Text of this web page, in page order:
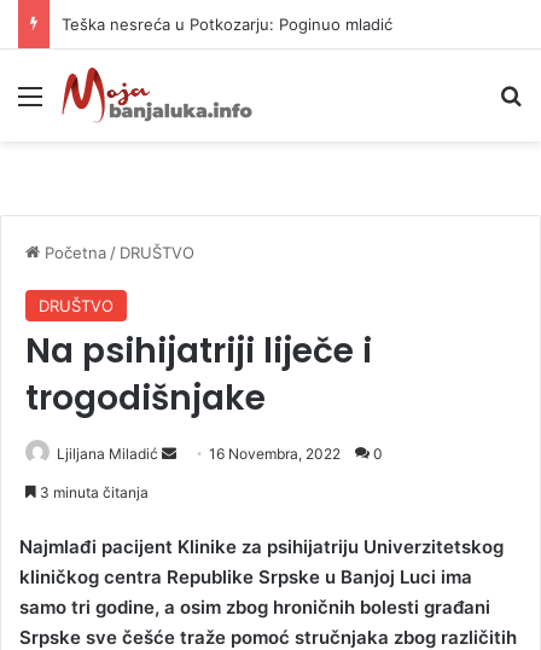
Vrućine ne prestaju: Danas i do 38 stepeni
Meni
Početna / DRUŠTVO
DRUŠTVO
Na psihijatriji liječe i
trogodišnjake
Ljiljana Miladić
d
a
e
16 Novembra, 2022 0
3 minuta čitanja
Najmlađi pacijent Klinike za psihijatriju Univerzitetskog
kliničkog centra Republike Srpske u Banjoj Luci ima
samo tri godine, a osim zbog hroničnih bolesti građani
Srpske sve češće traže pomoć stručnjaka zbog različitih